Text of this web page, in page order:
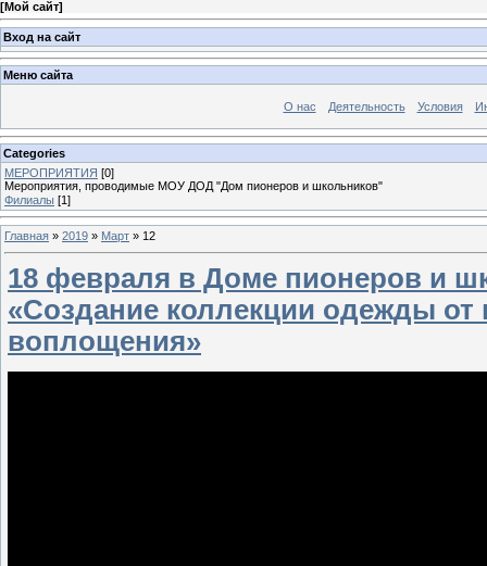
[Мой сайт]
Вход на сайт
Меню сайта
О нас Деятельность Условия
Categories
МЕРОПРИЯТИЯ [0]
Мероприятия, проводимые МОУ ДОД "Дом пионеров и школьников"
Филиалы [1]
Главная » 2019 » Март » 12
18 февраля в Доме пионеров и
«Создание коллекции одежды от
воплощения»